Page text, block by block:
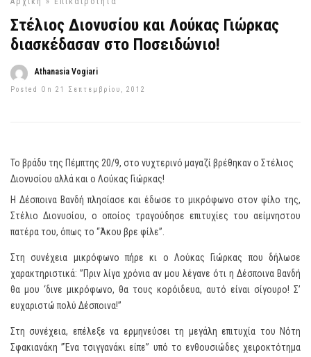
Στέλιος Διονυσίου και Λούκας Γιώρκας
διασκέδασαν στο Ποσειδώνιο!
Athanasia Vogiari
Posted On 21 Σεπτεμβρίου, 2012
Το βράδυ της Πέμπτης 20/9, στο νυχτερινό μαγαζί βρέθηκαν ο Στέλιος
Διονυσίου αλλά και ο Λούκας Γιώρκας!
Η Δέσποινα Βανδή πλησίασε και έδωσε το μικρόφωνο στον φίλο της,
Στέλιο Διονυσίου, ο οποίος τραγούδησε επιτυχίες του αείμνηστου
πατέρα του, όπως το “Άκου βρε φίλε”.
Στη συνέχεια μικρόφωνο πήρε κι ο Λούκας Γιώρκας που δήλωσε
χαρακτηριστικά: ”Πριν λίγα χρόνια αν μου λέγανε ότι η Δέσποινα Βανδή
θα μου ‘δινε μικρόφωνο, θα τους κορόιδευα, αυτό είναι σίγουρο! Σ’
ευχαριστώ πολύ Δέσποινα!”
Στη συνέχεια, επέλεξε να ερμηνεύσει τη μεγάλη επιτυχία του Νότη
Σφακιανάκη ”Ένα τσιγγανάκι είπε” υπό το ενθουσιώδες χειροκτότημα